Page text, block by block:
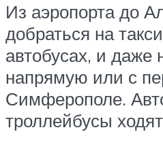
Из аэропорта до
добраться на
автобусах, и даже
напрямую или с
Симферополе.
троллейбусы